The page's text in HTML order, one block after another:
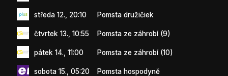
středa 12., 20:10 Pomsta družičiek
čtvrtek 13., 10:55 Pomsta ze záhrobí (9)
pátek 14., 11:00 Pomsta ze záhrobí (10)
sobota 15., 05:20 Pomsta hospodyně